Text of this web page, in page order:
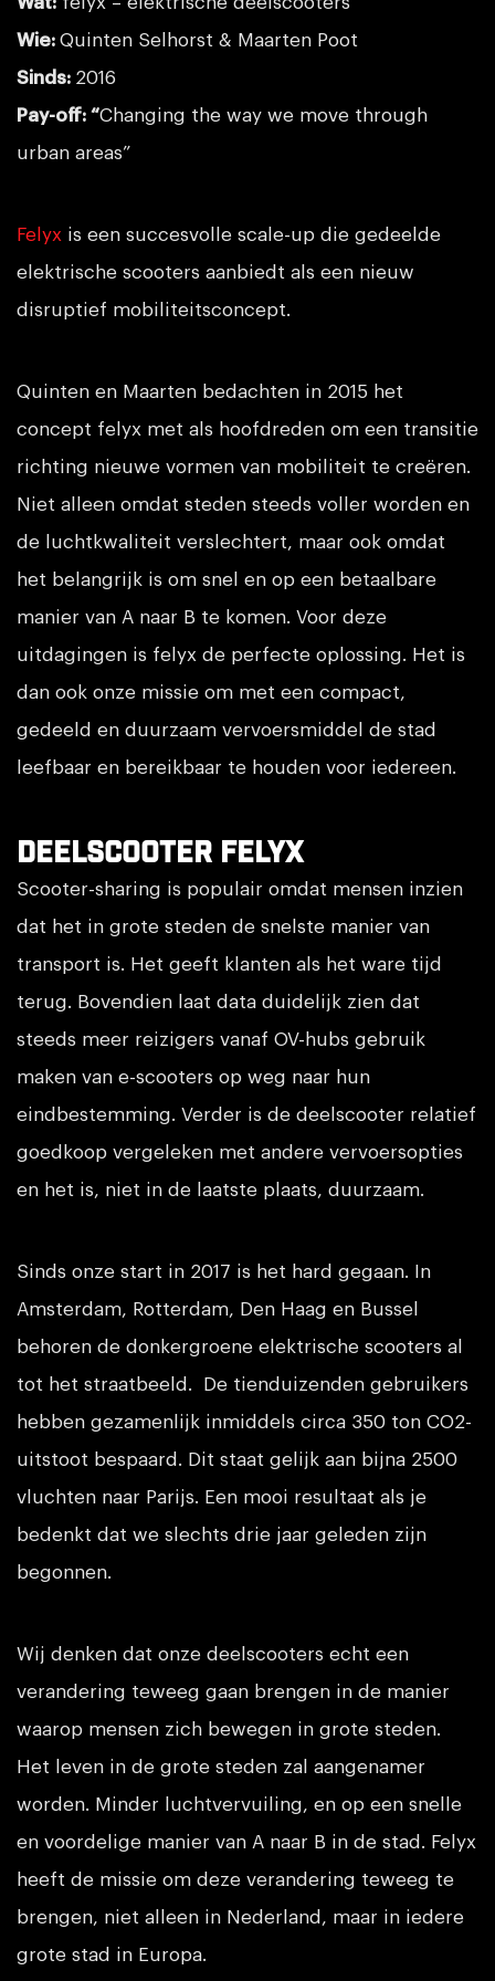
Wie: Quinten Selhorst & Maarten Poot
Sinds: 2016
Pay-off: “Changing the way we move through
urban areas”
Felyx is een succesvolle scale-up die gedeelde
elektrische scooters aanbiedt als een nieuw
disruptief mobiliteitsconcept.
Quinten en Maarten bedachten in 2015 het
concept felyx met als hoofdreden om een transitie
richting nieuwe vormen van mobiliteit te creëren.
Niet alleen omdat steden steeds voller worden en
de luchtkwaliteit verslechtert, maar ook omdat
het belangrijk is om snel en op een betaalbare
manier van A naar B te komen. Voor deze
uitdagingen is felyx de perfecte oplossing. Het is
dan ook onze missie om met een compact,
gedeeld en duurzaam vervoersmiddel de stad
leefbaar en bereikbaar te houden voor iedereen.
Deelscooter Felyx
Scooter-sharing is populair omdat mensen inzien
dat het in grote steden de snelste manier van
transport is. Het geeft klanten als het ware tijd
terug. Bovendien laat data duidelijk zien dat
steeds meer reizigers vanaf OV-hubs gebruik
maken van e-scooters op weg naar hun
eindbestemming. Verder is de deelscooter relatief
goedkoop vergeleken met andere vervoersopties
en het is, niet in de laatste plaats, duurzaam.
Sinds onze start in 2017 is het hard gegaan. In
Amsterdam, Rotterdam, Den Haag en Bussel
behoren de donkergroene elektrische scooters al
tot het straatbeeld. De tienduizenden gebruikers
hebben gezamenlijk inmiddels circa 350 ton CO2-
uitstoot bespaard. Dit staat gelijk aan bijna 2500
vluchten naar Parijs. Een mooi resultaat als je
bedenkt dat we slechts drie jaar geleden zijn
begonnen.
Wij denken dat onze deelscooters echt een
verandering teweeg gaan brengen in de manier
waarop mensen zich bewegen in grote steden.
Het leven in de grote steden zal aangenamer
worden. Minder luchtvervuiling, en op een snelle
en voordelige manier van A naar B in de stad. Felyx
heeft de missie om deze verandering teweeg te
brengen, niet alleen in Nederland, maar in iedere
grote stad in Europa.